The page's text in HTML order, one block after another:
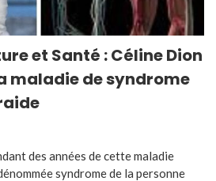
et Santé : Céline Dion
maladie de syndrome
des années de cette maladie
syndrome de la personne